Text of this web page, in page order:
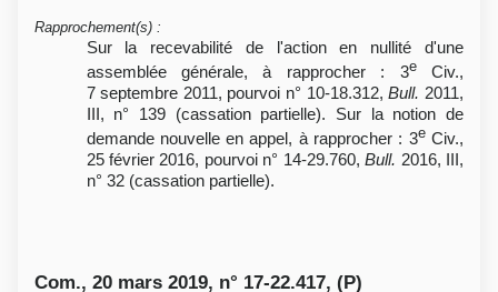
Rapprochement(s) :
Sur la recevabilité de l'action en nullité d'une
assemblée générale, à rapprocher : 3eCiv.,
7 septembre 2011, pourvoi n° 10-18.312,Bull. 2011,
III, n° 139 (cassation partielle). Sur la notion de
demande nouvelle en appel, à rapprocher : 3eCiv.,
25 février 2016, pourvoi n° 14-29.760,Bull. 2016, III,
n° 32 (cassation partielle).
Com., 20 mars 2019, n° 17-22.417, (P)